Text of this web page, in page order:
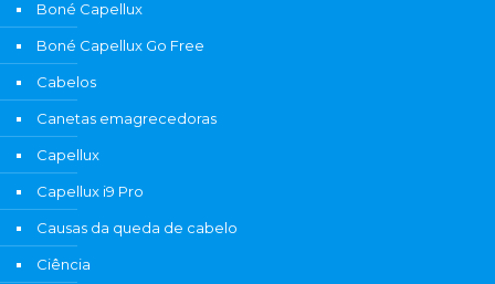
Boné Capellux
Boné Capellux Go Free
Cabelos
Canetas emagrecedoras
Capellux
Capellux i9 Pro
Causas da queda de cabelo
Ciência